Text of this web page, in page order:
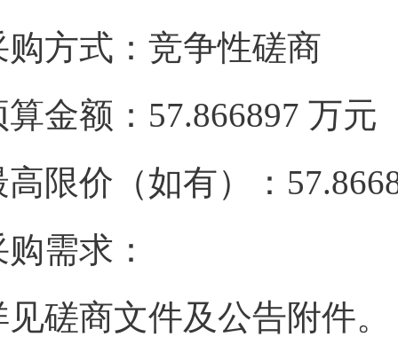
购方式：竞争性磋商
算金额：57.866897 万元
高限价（如有）：
需求：
见磋商文件及公告附件。